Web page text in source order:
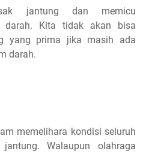
jantung dan memicu
darah. Kita tidak akan bisa
yang prima jika masih ada
darah.
memelihara kondisi seluruh
Walaupun olahraga